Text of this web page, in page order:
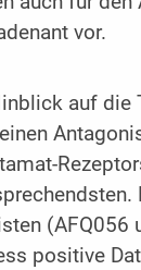
vor.
auf die
(AFQ056
positive